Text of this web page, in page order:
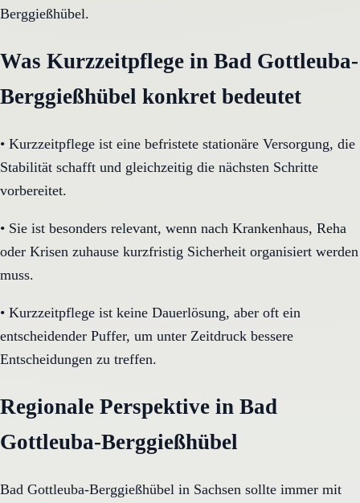
Berggießhübel.
Was Kurzzeitpflege in Bad Gottleuba-
Berggießhübel konkret bedeutet
• Kurzzeitpflege ist eine befristete stationäre Versorgung, die
Stabilität schafft und gleichzeitig die nächsten Schritte
vorbereitet.
• Sie ist besonders relevant, wenn nach Krankenhaus, Reha
oder Krisen zuhause kurzfristig Sicherheit organisiert werden
muss.
• Kurzzeitpflege ist keine Dauerlösung, aber oft ein
entscheidender Puffer, um unter Zeitdruck bessere
Entscheidungen zu treffen.
Regionale Perspektive in Bad
Gottleuba-Berggießhübel
Bad Gottleuba-Berggießhübel in Sachsen sollte immer mit